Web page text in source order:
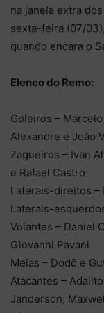
na janela extra
sexta-feira (07/
quando encara o
Elenco do Remo:
Goleiros –
Alexandre e João
Zagueiros – Ivan
e Rafael Castro
Laterais-direitos –
Laterais-
Volantes – Daniel
Giovanni Pavani
Meias – Dodô e
Atacantes –
Janderson,